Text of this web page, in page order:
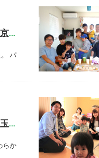
開催しました! 『新築お披露目パーティー』 東京都葛飾区 S様宅
パ
開催しました! 『新築お披露目パーティー』 埼玉県さいたま市 T様宅
らか